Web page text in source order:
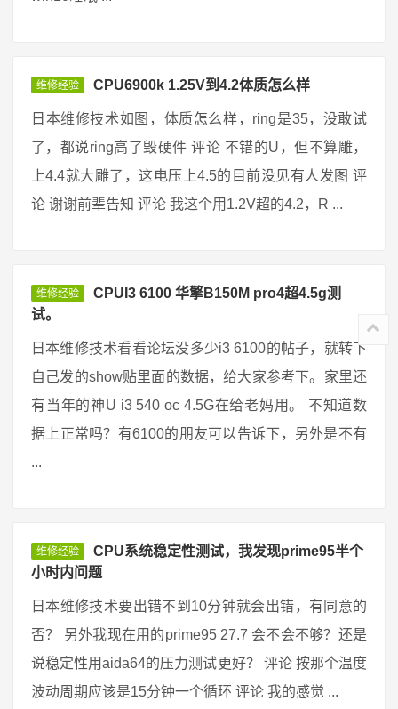
维修经验 CPU6900k 1.25V到4.2体质怎么样
日本维修技术如图，体质怎么样，ring是35，没敢试
了，都说ring高了毁硬件 评论 不错的U，但不算雕，
上4.4就大雕了，这电压上4.5的目前没见有人发图 评
论 谢谢前辈告知 评论 我这个用1.2V超的4.2，R ...
维修经验
CPUI3 6100 华擎B150M pro4超4.5g测
试。
日本维修技术看看论坛没多少i3 6100的帖子，就转下
自己发的show贴里面的数据，给大家参考下。家里还
有当年的神U i3 540 oc 4.5G在给老妈用。 不知道数
据上正常吗？有6100的朋友可以告诉下，另外是不有
...
维修经验
CPU系统稳定性测试，我发现prime95半个
小时内问题
日本维修技术要出错不到10分钟就会出错，有同意的
否？ 另外我现在用的prime95 27.7 会不会不够？还是
说稳定性用aida64的压力测试更好？ 评论 按那个温度
波动周期应该是15分钟一个循环 评论 我的感觉 ...